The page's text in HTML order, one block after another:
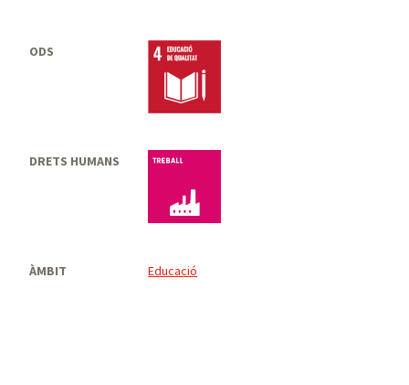
ODS
DRETS HUMANS Treball
ÀMBIT Educació